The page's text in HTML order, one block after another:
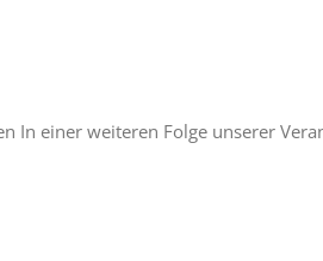
einer weiteren Folge unserer